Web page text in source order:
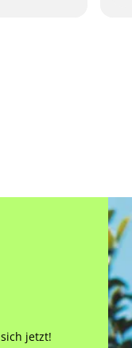
jetzt!